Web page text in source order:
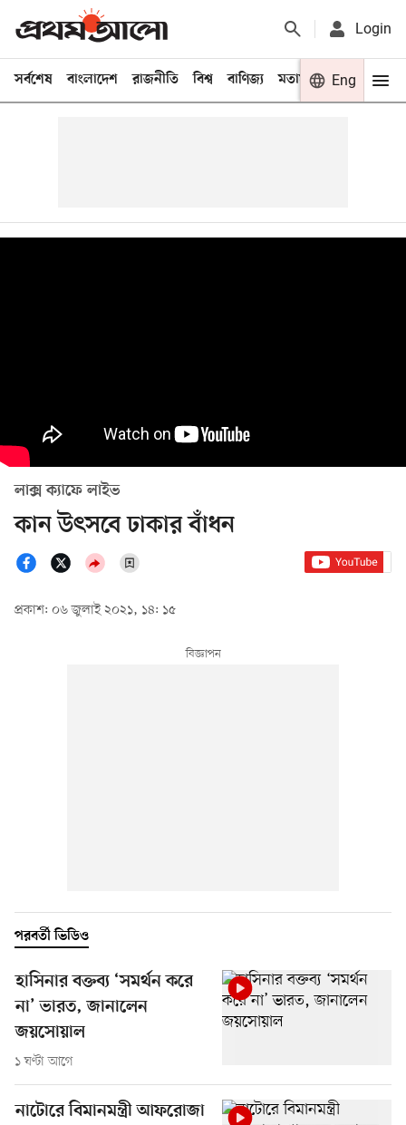
Login
সর্বশেষ বাংলাদেশ রাজনীতি বিশ্ব বাণিজ্য মতামত খেলা
Eng
লাক্স ক্যাফে লাইভ
কান উৎসবে ঢাকার বাঁধন
প্রকাশ: ০৬ জুলাই ২০২১, ১৪: ১৫
পরবর্তী ভিডিও
হাসিনার বক্তব্য ‘সমর্থন করে
না’ ভারত, জানালেন
জয়সোয়াল
১ ঘণ্টা আগে
নাটোরে বিমানমন্ত্রী আফরোজা